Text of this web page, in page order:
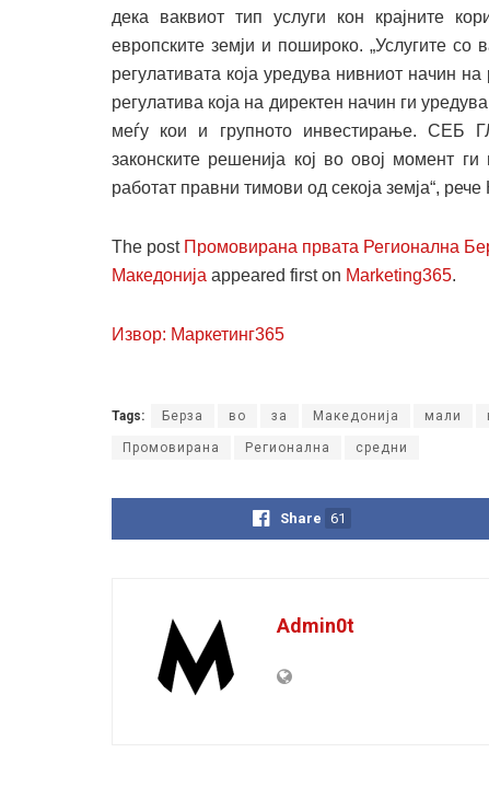
дека ваквиот тип услуги кон крајните
европските земји и пошироко. „Услугите
регулативата која уредува нивниот начин
регулатива која на директен начин ги
меѓу кои и групното инвестирање. СЕБ
законските решенија кој во овој момент
работат правни тимови од секоја земја“, рече
The post Промовирана првата Регионална
Македонија appeared first on Marketing365.
Извор: Маркетинг365
Tags: Берза во за Македонија мали
Промовирана Регионална средни
Share 61
Admin0t